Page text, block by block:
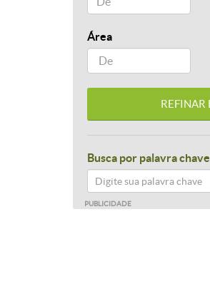
Área
Busca por palavra chave
PUBLICIDADE